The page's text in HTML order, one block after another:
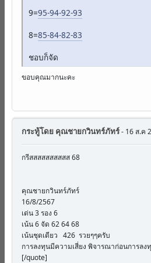
9=95-94-92-93
8=85-84-82-83
ชอบก็จัด
ขอบคุณมากนะคะ
กระทู้โดย คุณชายกวินทร์ภัทร์- 16 ส.ค
กรีสสสสสสสสสส 68
คุณชายกวินทร์ภัทร์
16/8/2567
เด่น 3 รอง 6
เน้น 6 จัด 62 64 68
เน้นชุดเดียว 426 รวยๆๆครับ
การลงทุนมีความเสี่ยง พิจารณาก่อนการลง
[/quote]